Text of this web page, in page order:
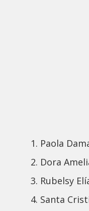
Paola
Dora
Rubelsy
Santa